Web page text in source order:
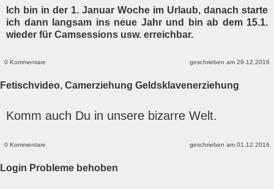
Ich bin in der 1. Januar Woche im Urlaub, danach starte
ich dann langsam ins neue Jahr und bin ab dem 15.1.
wieder für Camsessions usw. erreichbar.
0 Kommentare geschrieben am 29.12.2016
Fetischvideo, Camerziehung Geldsklavenerziehung
Komm auch Du in unsere bizarre Welt.
0 Kommentare geschrieben am 01.12.2016
Login Probleme behoben